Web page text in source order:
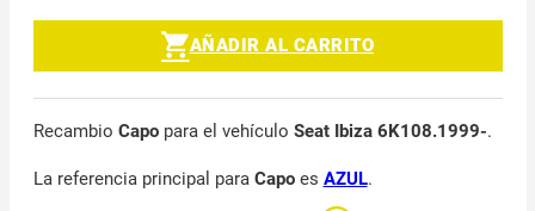
AÑADIR AL CARRITO
Recambio Capopara el vehículo Seat Ibiza 6K108.1999-.
La referencia principal para Capoes AZUL.